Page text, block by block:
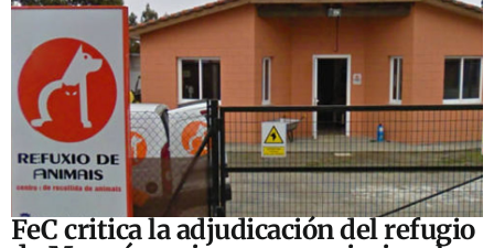
FeC critica la adjudicación del refugio